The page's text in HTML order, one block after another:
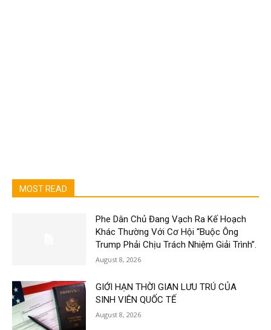
MOST READ
Phe Dân Chủ Đang Vạch Ra Kế Hoạch
Khác Thường Với Cơ Hội “Buộc Ông
Trump Phải Chịu Trách Nhiệm Giải Trình”.
August 8, 2026
GIỚI HẠN THỜI GIAN LƯU TRÚ CỦA
SINH VIÊN QUỐC TẾ
August 8, 2026